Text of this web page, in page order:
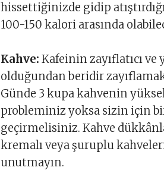
hissettiğinizde gidip
100-150 kalori arasında
Kahve: Kafeinin zayıflatıcı ve
olduğundan beridir
Günde 3 kupa kahvenin
probleminiz yoksa sizin için
geçirmelisiniz. Kahve
kremalı veya şuruplu
unutmayın.